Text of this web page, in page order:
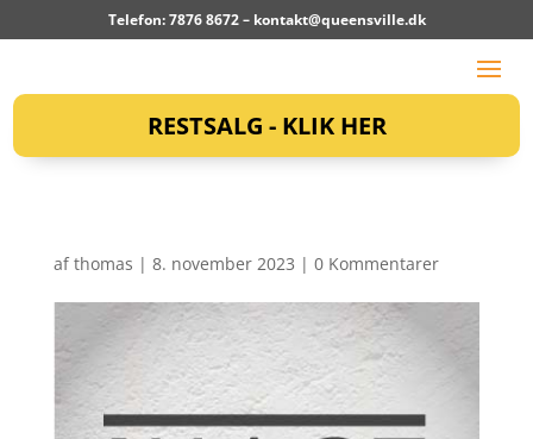
Telefon: 7876 8672 – kontakt@queensville.dk
RESTSALG - KLIK HER
afthomas | 8. november 2023 | 0 Kommentarer